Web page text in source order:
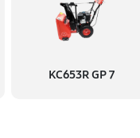
KC653R GP 7